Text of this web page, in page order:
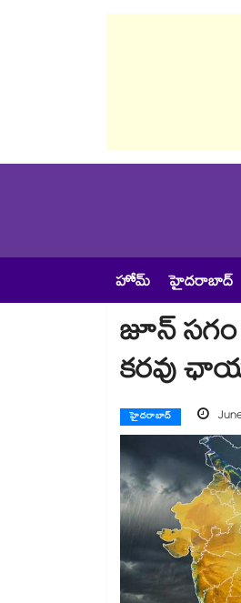
హోమ్ హైదరాబాద్
జూన్
కరవు
హైదరాబాద్